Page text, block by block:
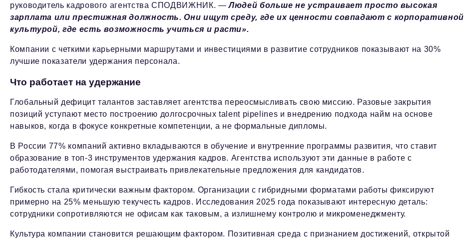
руководитель кадрового агентства СПОДВИЖНИК. —Людей больше не устраивает просто высокая
зарплата или престижная должность. Они ищут среду, где их ценности совпадают с корпоративной
культурой, где есть возможность учиться и расти».
Компании с четкими карьерными маршрутами и инвестициями в развитие сотрудников показывают на 30%
лучшие показатели удержания персонала.
Что работает на удержание
Глобальный дефицит талантов заставляет агентства переосмысливать свою миссию. Разовые закрытия
позиций уступают место построению долгосрочных talent pipelines и внедрению подхода найм на основе
навыков, когда в фокусе конкретные компетенции, а не формальные дипломы.
В России 77% компаний активно вкладываются в обучение и внутренние программы развития, что ставит
образование в топ-3 инструментов удержания кадров. Агентства используют эти данные в работе с
работодателями, помогая выстраивать привлекательные предложения для кандидатов.
Гибкость стала критически важным фактором. Организации с гибридными форматами работы фиксируют
примерно на 25% меньшую текучесть кадров. Исследования 2025 года показывают интересную деталь:
сотрудники сопротивляются не офисам как таковым, а излишнему контролю и микроменеджменту.
Культура компании становится решающим фактором. Позитивная среда с признанием достижений, открытой